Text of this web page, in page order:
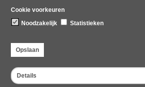
Cookie voorkeuren
Noodzakelijk
Statistieken
Opslaan
Details